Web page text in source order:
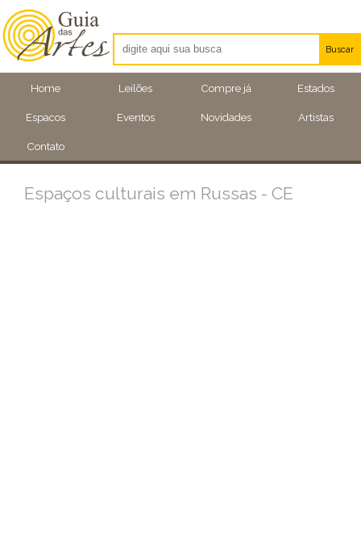
Home Leilões Compre já Estados
Espacos Eventos Novidades Artistas
Contato
Buscar
Artistas
Eventos
Espaços culturais em Russas - CE